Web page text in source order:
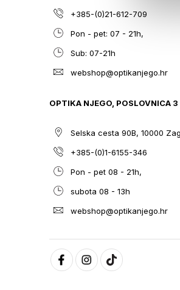
+385-(0)21-612-709
Pon - pet: 07 - 21h,
Sub: 07-21h
webshop@optikanjego.hr
OPTIKA NJEGO, POSLOVNICA 3
Selska cesta 90B, 10000
+385-(0)1-6155-346
Pon - pet 08 - 21h,
subota 08 - 13h
webshop@optikanjego.hr